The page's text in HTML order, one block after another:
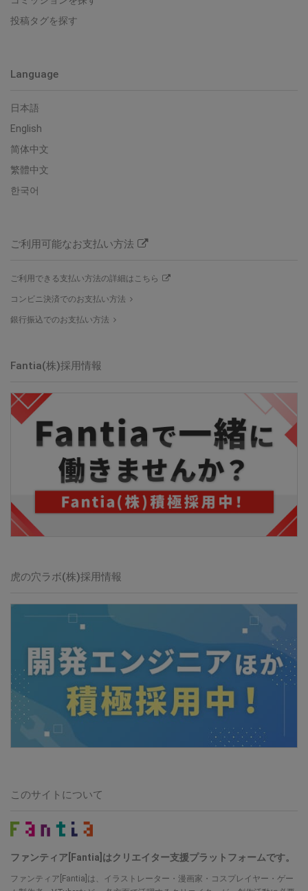
投稿タグを探す
Language
日本語
English
简体中文
繁體中文
한국어
ご利用可能なお支払い方法
ご利用できる支払い方法の詳細はこちら
コンビニ決済でのお支払い方法
銀行振込でのお支払い方法
Fantia(株)採用情報
虎の穴ラボ(株)採用情報
このサイトについて
ファンティア[Fantia]はクリエイター支援プラットフォームです。
ファンティア[Fantia]は、イラストレーター・漫画家・コスプレイヤー・ゲー